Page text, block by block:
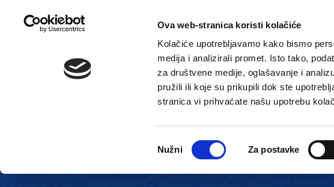
Ova web-stranica koristi kolačiće
Kolačiće upotrebljavamo kako bismo
medija i analizirali promet. Isto tako,
za društvene medije, oglašavanje i
pružili ili koje su prikupili dok ste
stranica vi prihvaćate našu upotrebu
pristanka
Nužni Za postavke
Gradska uprava Gradske